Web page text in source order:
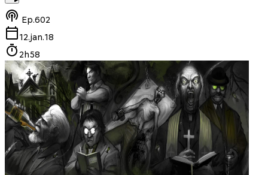
Ep.602
12.jan.18
2h58